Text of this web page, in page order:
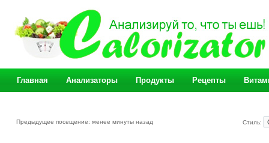
Главная Анализаторы Продукты Рецепты
Предыдущее посещение: менее минуты назад Стиль: